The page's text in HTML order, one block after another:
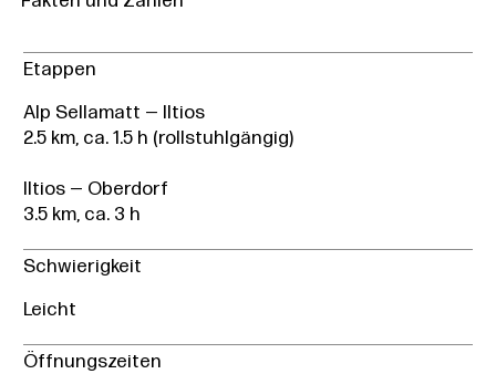
Etappen
Alp Sellamatt — Iltios
2.5 km, ca. 1.5 h (rollstuhlgängig)
Iltios — Oberdorf
3.5 km, ca. 3 h
Schwierigkeit
Leicht
Öffnungszeiten